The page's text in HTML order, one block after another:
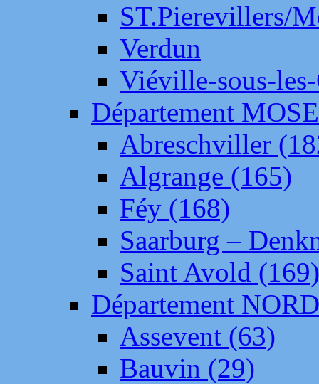
ST.Pierevillers/
Verdun
Viéville-sous-
Département
Abreschviller
Algrange (165)
Féy (168)
Saarburg –
Saint Avold (169)
Département NORD
Assevent (63)
Bauvin (29)